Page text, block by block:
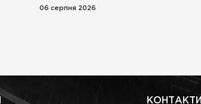
06 серпня 2026
КОНТАКТИ